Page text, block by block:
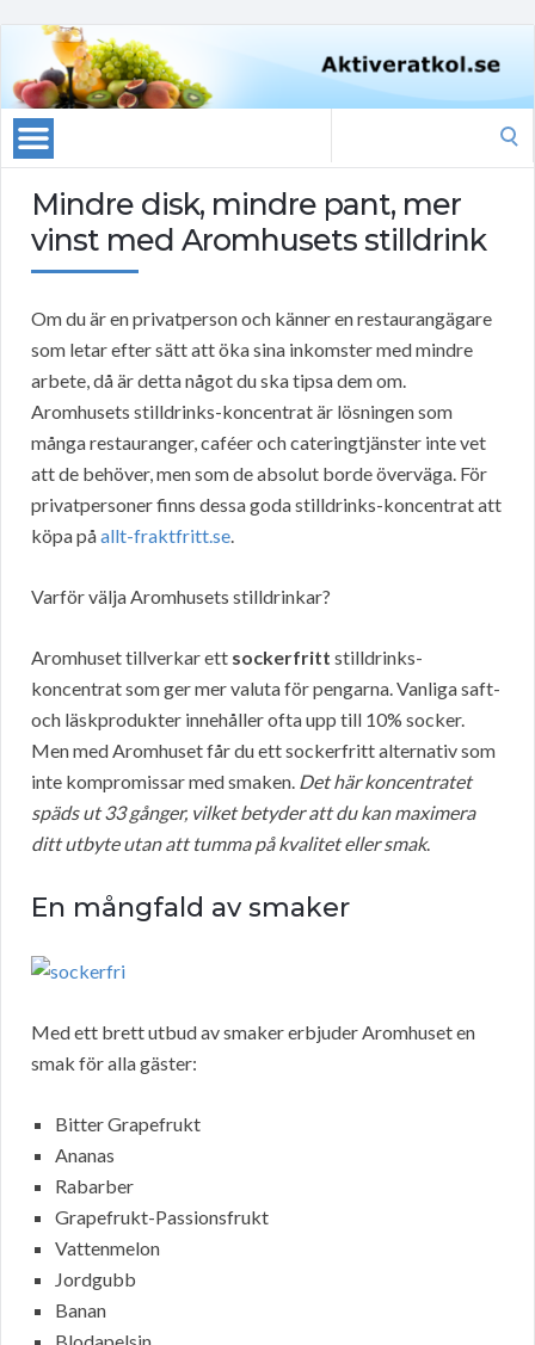
Mindre disk, mindre pant, mer
vinst med Aromhusets stilldrink
Om du är en privatperson och känner en restaurangägare
som letar efter sätt att öka sina inkomster med mindre
arbete, då är detta något du ska tipsa dem om.
Aromhusets stilldrinks-koncentrat är lösningen som
många restauranger, caféer och cateringtjänster inte vet
att de behöver, men som de absolut borde överväga. För
privatpersoner finns dessa goda stilldrinks-koncentrat att
köpa påallt-fraktfritt.se.
Varför välja Aromhusets stilldrinkar?
Aromhuset tillverkar ett sockerfritt stilldrinks-
koncentrat som ger mer valuta för pengarna. Vanliga saft-
och läskprodukter innehåller ofta upp till 10% socker.
Men med Aromhuset får du ett sockerfritt alternativ som
inte kompromissar med smaken. Det här koncentratet
späds ut 33 gånger, vilket betyder att du kan maximera
ditt utbyte utan att tumma på kvalitet eller smak.
En mångfald av smaker
Med ett brett utbud av smaker erbjuder Aromhuset en
smak för alla gäster:
Bitter Grapefrukt
Ananas
Rabarber
Grapefrukt-Passionsfrukt
Vattenmelon
Jordgubb
Banan